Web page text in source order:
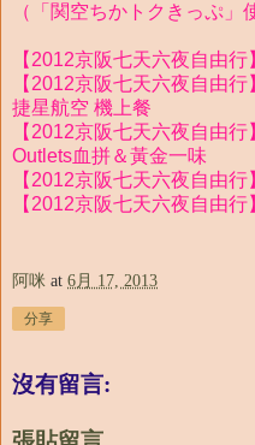
（「関空ちかトクきっぷ」
【2012京阪七天六夜自由
【2012京阪七天六夜自由
捷星航空 機上餐
【2012京阪七天六夜自由
Outlets血拼＆黃金一味
【2012京阪七天六夜自由
【2012京阪七天六夜自由
阿咪 at 6月 17, 2013
分享
沒有留言: